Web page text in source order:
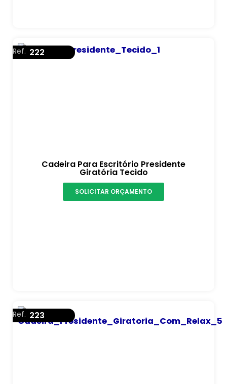
Cadeira Para Escritório Presidente
Giratória Tecido
Ref. 222
SOLICITAR ORÇAMENTO
Ref. 223